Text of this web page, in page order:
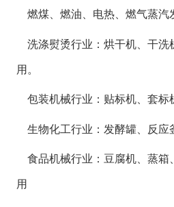
燃煤、燃油、电热、燃气蒸汽
洗涤熨烫行业：烘干机、干洗
用。
包装机械行业：贴标机、套标
生物化工行业：发酵罐、反应
食品机械行业：豆腐机、蒸箱
用